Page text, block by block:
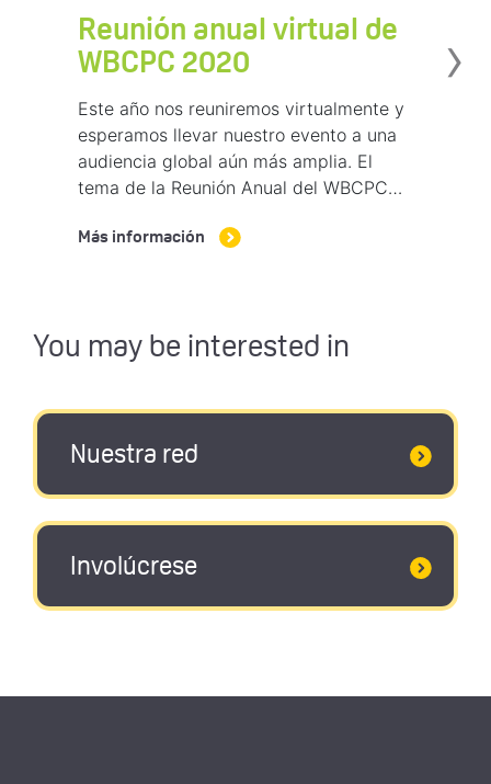
Reunión anual virtual de
WBCPC 2020
Este año nos reuniremos virtualmente y
esperamos llevar nuestro evento a una
audiencia global aún más amplia. El
tema de la Reunión Anual del WBCPC…
Más información
›
You may be interested in
Nuestra red
Involúcrese